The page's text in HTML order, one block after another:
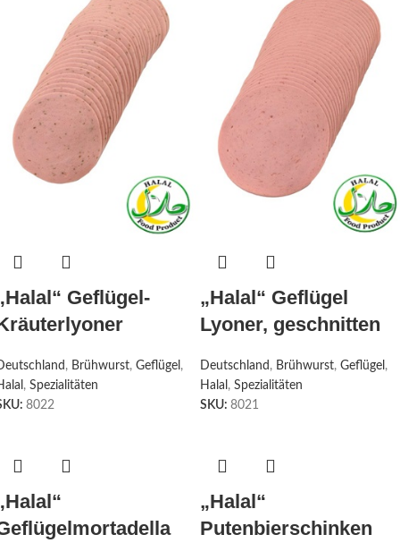
Geflügel-
, Brühwurst, Geflügel ,
, Spezialitäten
8022
„Halal“ Geflügel
Lyoner, geschnitten
Deutschland , Brühwurst, Geflügel ,
Halal , Spezialitäten
SKU: 8021
„Halal“
Putenbierschinken